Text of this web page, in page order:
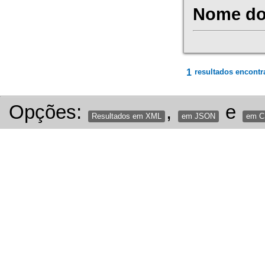
Nome
1 resultados
Opções: Resultados em XML , em JSON e em